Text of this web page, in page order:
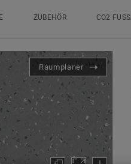
ZUBEHÖR CO2
Raumplaner